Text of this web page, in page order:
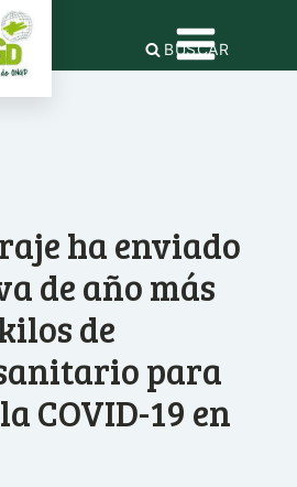
BUSCAR
ha enviado
de año más
de
para
COVID-19 en